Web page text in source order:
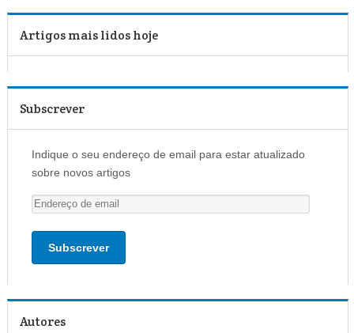
Artigos mais lidos hoje
Subscrever
Indique o seu endereço de email para estar atualizado
sobre novos artigos
E
n
d
o
Autores